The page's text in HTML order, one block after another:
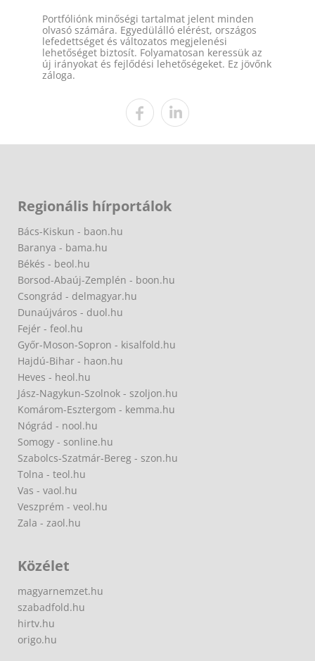
Portfóliónk minőségi tartalmat jelent minden
olvasó számára. Egyedülálló elérést, országos
lefedettséget és változatos megjelenési
lehetőséget biztosít. Folyamatosan keressük az
új irányokat és fejlődési lehetőségeket. Ez jövőnk
záloga.
Regionális hírportálok
Bács-Kiskun - baon.hu
Baranya - bama.hu
Békés - beol.hu
Borsod-Abaúj-Zemplén - boon.hu
Csongrád - delmagyar.hu
Dunaújváros - duol.hu
Fejér - feol.hu
Győr-Moson-Sopron - kisalfold.hu
Hajdú-Bihar - haon.hu
Heves - heol.hu
Jász-Nagykun-Szolnok - szoljon.hu
Komárom-Esztergom - kemma.hu
Nógrád - nool.hu
Somogy - sonline.hu
Szabolcs-Szatmár-Bereg - szon.hu
Tolna - teol.hu
Vas - vaol.hu
Veszprém - veol.hu
Zala - zaol.hu
Közélet
magyarnemzet.hu
szabadfold.hu
hirtv.hu
origo.hu